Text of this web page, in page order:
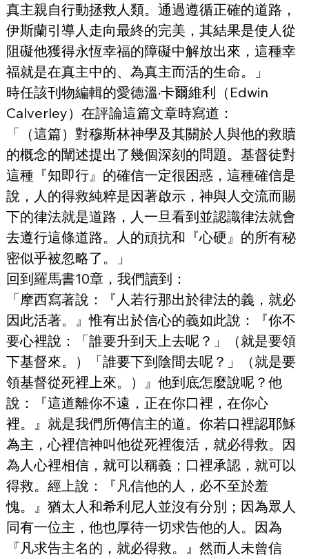
真主親自行動拯救人類。通過遵循正確的道路，
伊斯蘭引導人走向最終的完美，其結果是使人從
阻礙他獲得永恆幸福的障礙中解放出來，這種幸
福就是在真主中的、為真主而活的生命。」
時任該刊物編輯的愛德溫·卡爾維利（Edwin
Calverley）在評論這篇文章時寫道：
「（這篇）對穆斯林神學及其關於人與他的救贖
的概念的闡述提出了幾個深刻的問題。基督徒對
這種『知即行』的確信一定很困惑，這種確信是
說，人的得救純粹是因著啟示，神與人交流而賜
下的律法就是道路，人一旦看到並認識律法就會
去遵行這條道路。人的頑抗和『心硬』的所有秘
密似乎被忽略了。」
回到羅馬書10章，我們讀到：
「摩西寫著說：『人若行那出於律法的義，就必
因此活著。』惟有出於信心的義如此說：『你不
要心裡說：「誰要升到天上去呢？」（就是要領
下基督來。）「誰要下到陰間去呢？」（就是要
領基督從死裡上來。）』他到底怎麼說呢？他
說：『這道離你不遠，正在你口裡，在你心
裡。』就是我們所傳信主的道。你若口裡認耶穌
為主，心裡信神叫他從死裡復活，就必得救。因
為人心裡相信，就可以稱義；口裡承認，就可以
得救。經上說：『凡信他的人，必不至於羞
愧。』猶太人和希利尼人並沒有分別；因為眾人
同有一位主，他也厚待一切求告他的人。因為
『凡求告主名的，就必得救。』然而人未曾信